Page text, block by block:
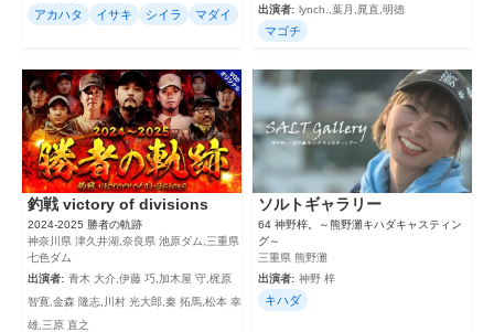
アカハタ イサキ シイラ マダイ
出演者: lynch.,葉月,晁直,明徳
マゴチ
釣戦 victory of divisions
2024‐2025 勝者の軌跡
神奈川県 津久井湖,奈良県 池原ダム,三重県
七色ダム
出演者: 青木 大介,伊藤 巧,加木屋 守,梶原
智寛,金森 隆志,川村 光大郎,秦 拓馬,松本 幸
雄,三原 直之
ソルトギャラリー
64 神野梓。～熊野灘キハダキャスティン
グ～
三重県 熊野灘
出演者: 神野 梓
キハダ